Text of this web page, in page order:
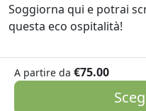
Soggiorna qui e potrai
questa eco ospitalità!
A partire da €75.00